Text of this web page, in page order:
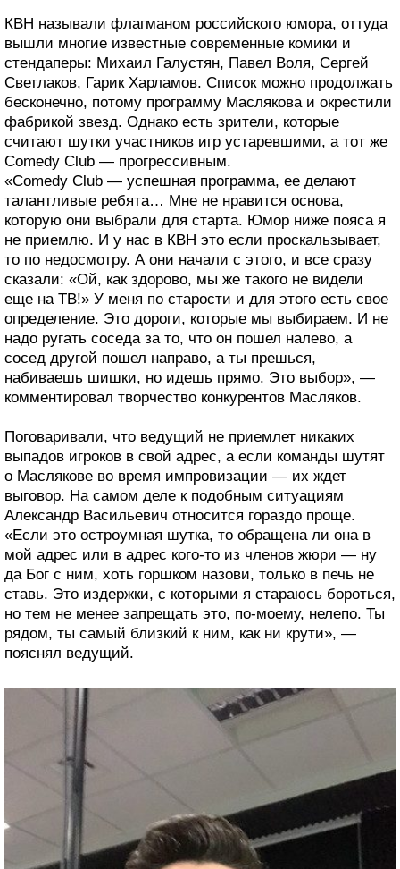
КВН называли флагманом российского юмора, оттуда
вышли многие известные современные комики и
стендаперы: Михаил Галустян, Павел Воля, Сергей
Светлаков, Гарик Харламов. Список можно продолжать
бесконечно, потому программу Маслякова и окрестили
фабрикой звезд. Однако есть зрители, которые
считают шутки участников игр устаревшими, а тот же
Comedy Club — прогрессивным.
«Comedy Club — успешная программа, ее делают
талантливые ребята… Мне не нравится основа,
которую они выбрали для старта. Юмор ниже пояса я
не приемлю. И у нас в КВН это если проскальзывает,
то по недосмотру. А они начали с этого, и все сразу
сказали: «Ой, как здорово, мы же такого не видели
еще на ТВ!» У меня по старости и для этого есть свое
определение. Это дороги, которые мы выбираем. И не
надо ругать соседа за то, что он пошел налево, а
сосед другой пошел направо, а ты прешься,
набиваешь шишки, но идешь прямо. Это выбор», —
комментировал творчество конкурентов Масляков.
Поговаривали, что ведущий не приемлет никаких
выпадов игроков в свой адрес, а если команды шутят
о Маслякове во время импровизации — их ждет
выговор. На самом деле к подобным ситуациям
Александр Васильевич относится гораздо проще.
«Если это остроумная шутка, то обращена ли она в
мой адрес или в адрес кого-то из членов жюри — ну
да Бог с ним, хоть горшком назови, только в печь не
ставь. Это издержки, с которыми я стараюсь бороться,
но тем не менее запрещать это, по-моему, нелепо. Ты
рядом, ты самый близкий к ним, как ни крути», —
пояснял ведущий.